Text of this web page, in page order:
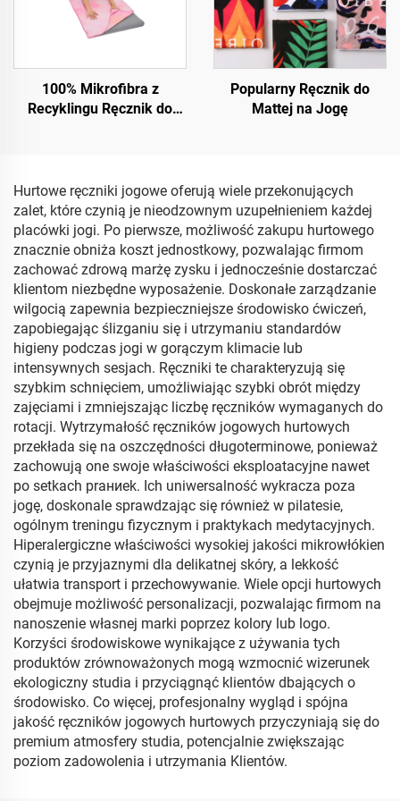
100% Mikrofibra z
Recyklingu Ręcznik do
Popularny Ręcznik do
Mattej na Jogę
Hurtowe ręczniki jogowe oferują wiele przekonujących
zalet, które czynią je nieodzownym uzupełnieniem każdej
placówki jogi. Po pierwsze, możliwość zakupu hurtowego
znacznie obniża koszt jednostkowy, pozwalając firmom
zachować zdrową marżę zysku i jednocześnie dostarczać
klientom niezbędne wyposażenie. Doskonałe zarządzanie
wilgocią zapewnia bezpieczniejsze środowisko ćwiczeń,
zapobiegając ślizganiu się i utrzymaniu standardów
higieny podczas jogi w gorączym klimacie lub
intensywnych sesjach. Ręczniki te charakteryzują się
szybkim schnięciem, umożliwiając szybki obrót między
zajęciami i zmniejszając liczbę ręczników wymaganych do
rotacji. Wytrzymałość ręczników jogowych hurtowych
przekłada się na oszczędności długoterminowe, ponieważ
zachowują one swoje właściwości eksploatacyjne nawet
po setkach prаниek. Ich uniwersalność wykracza poza
jogę, doskonale sprawdzając się również w pilatesie,
ogólnym treningu fizycznym i praktykach medytacyjnych.
Hiperalergiczne właściwości wysokiej jakości mikrowłókien
czynią je przyjaznymi dla delikatnej skóry, a lekkość
ułatwia transport i przechowywanie. Wiele opcji hurtowych
obejmuje możliwość personalizacji, pozwalając firmom na
nanoszenie własnej marki poprzez kolory lub logo.
Korzyści środowiskowe wynikające z używania tych
produktów zrównoważonych mogą wzmocnić wizerunek
ekologiczny studia i przyciągnąć klientów dbających o
środowisko. Co więcej, profesjonalny wygląd i spójna
jakość ręczników jogowych hurtowych przyczyniają się do
premium atmosfery studia, potencjalnie zwiększając
poziom zadowolenia i utrzymania Klientów.